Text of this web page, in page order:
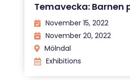
Temavecka: Barnen
November 15, 2022
November 20, 2022
Mölndal
Exhibitions